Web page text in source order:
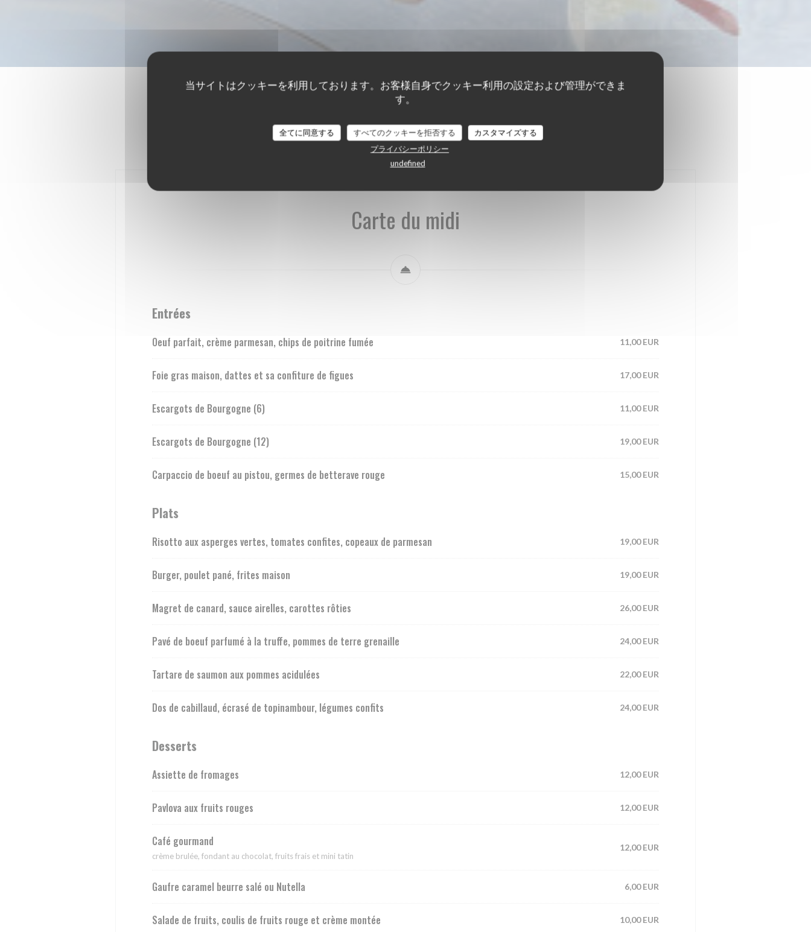
当サイトはクッキーを利用しております。お客様自身でクッキー利用の設定および管理ができま
す。
全てに同意する すべてのクッキーを拒否する
カスタマイズする
プライバシーポリシー
undefined
Carte du midi Carte des Boissons
Carte du midi
Entrées
Oeuf parfait, crème parmesan, chips de poitrine fumée 11,00 EUR
Foie gras maison, dattes et sa confiture de figues 17,00 EUR
Escargots de Bourgogne (6) 11,00 EUR
Escargots de Bourgogne (12) 19,00 EUR
Carpaccio de boeuf au pistou, germes de betterave rouge 15,00 EUR
Plats
Risotto aux asperges vertes, tomates confites, copeaux de parmesan 19,00 EUR
Burger, poulet pané, frites maison 19,00 EUR
Magret de canard, sauce airelles, carottes rôties 26,00 EUR
Pavé de boeuf parfumé à la truffe, pommes de terre grenaille 24,00 EUR
Tartare de saumon aux pommes acidulées 22,00 EUR
Dos de cabillaud, écrasé de topinambour, légumes confits 24,00 EUR
Desserts
Assiette de fromages 12,00 EUR
Pavlova aux fruits rouges 12,00 EUR
Café gourmand
crème brulée, fondant au chocolat, fruits frais et mini tatin
12,00 EUR
Gaufre caramel beurre salé ou Nutella 6,00 EUR
Salade de fruits, coulis de fruits rouge et crème montée 10,00 EUR